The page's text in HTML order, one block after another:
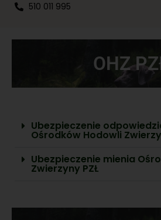
510 011 995
OHZ
Ubezpieczenie
Ośrodków Hodowli
Ubezpieczenie mienia
Zwierzyny PZŁ